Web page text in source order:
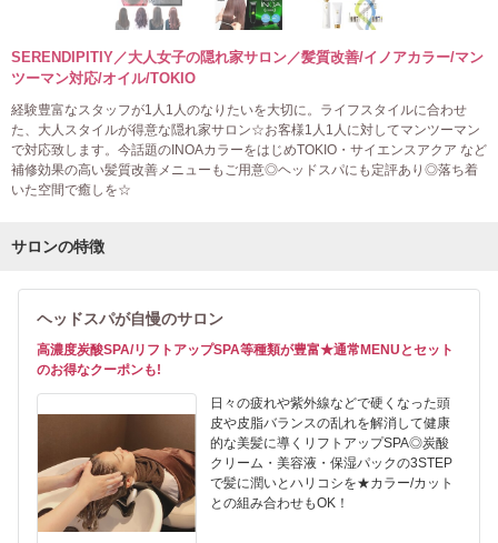
SERENDIPITIY／大人女子の隠れ家サロン／髪質改善/イノアカラー/マン
ツーマン対応/オイル/TOKIO
経験豊富なスタッフが1人1人のなりたいを大切に。ライフスタイルに合わせ
た、大人スタイルが得意な隠れ家サロン☆お客様1人1人に対してマンツーマン
で対応致します。今話題のINOAカラーをはじめTOKIO・サイエンスアクア など
補修効果の高い髪質改善メニューもご用意◎ヘッドスパにも定評あり◎落ち着
いた空間で癒しを☆
サロンの特徴
ヘッドスパが自慢のサロン
高濃度炭酸SPA/リフトアップSPA等種類が豊富★通常MENUとセット
のお得なクーポンも!
日々の疲れや紫外線などで硬くなった頭
皮や皮脂バランスの乱れを解消して健康
的な美髪に導くリフトアップSPA◎炭酸
クリーム・美容液・保湿パックの3STEP
で髪に潤いとハリコシを★カラー/カット
との組み合わせもOK！